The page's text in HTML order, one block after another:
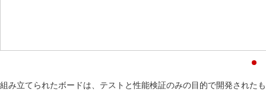
組み立てられたボードは、テストと性能検証のみの目的で開発された